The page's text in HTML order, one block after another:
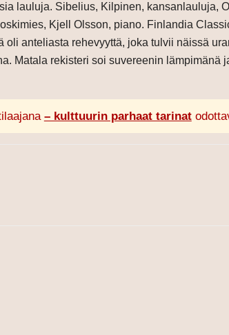
lauluja. Sibelius, Kilpinen, kansanlauluja,
Kjell Olsson, piano. Finlandia
oli anteliasta rehevyyttä, joka tulvii näissä
Matala rekisteri soi suvereenin lämpimänä
– kulttuurin parhaat tarinat